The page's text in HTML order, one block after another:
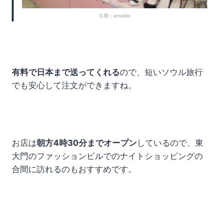
引用：ameblo
有料で日本まで送ってくれるので、短いソウル旅行
でも安心して注文ができますね。
お店は朝方4時30分までオープンしているので、東
大門のファッションビルでのナイトショッピングの
合間に訪れるのもおすすめです。